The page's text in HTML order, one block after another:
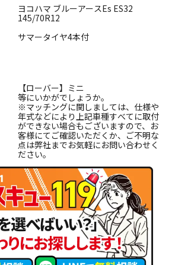
ヨコハマ ブルーアースEs ES32
145/70R12
サマータイヤ4本付
【ローバー】ミニ
等にいかがでしょうか。
※マッチングに関しましては、仕様や
年式などにより上記車種すべてに取付
ができない場合もございますので、お
客様にてご確認いただくか、ご不明な
点は弊社までお気軽にお問い合わせく
ださい。